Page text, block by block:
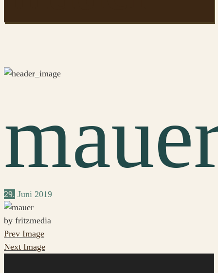
29. Juni 2019
by fritzmedia
Prev Image
Next Image